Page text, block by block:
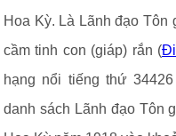
Hoa Kỳ. Là Lãnh đạo Tôn
cầm tinh con (giáp) rắn (
hạng nổi tiếng thứ
danh sách Lãnh đạo Tôn